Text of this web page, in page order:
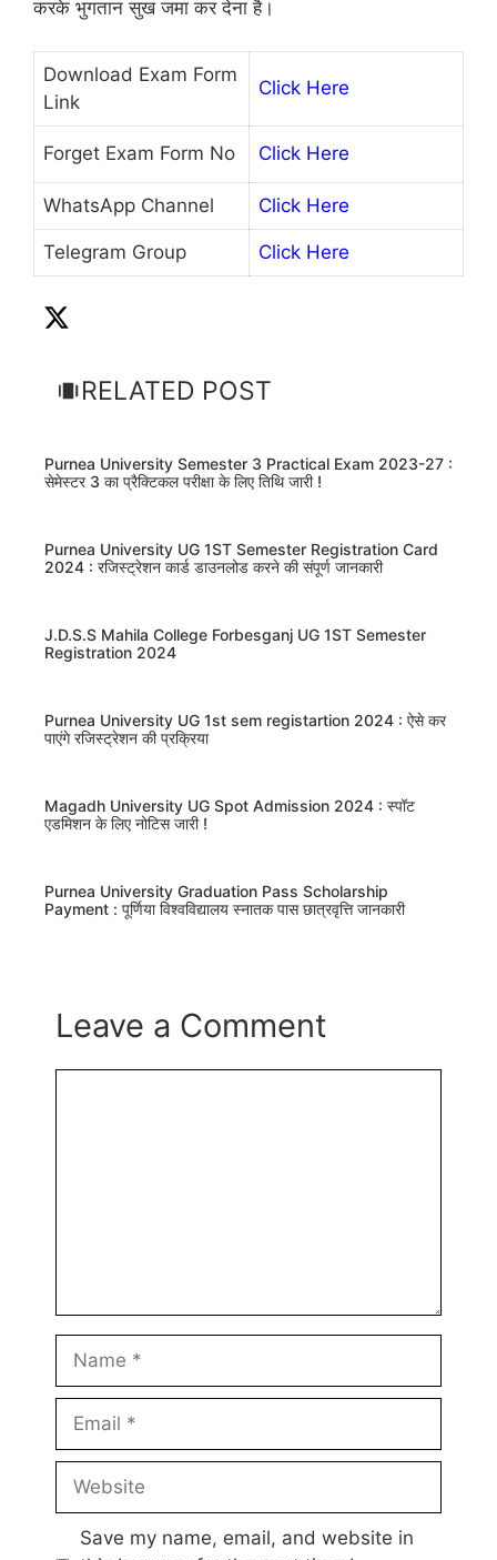
करके भुगतान सुख जमा कर देना है।
Download Exam Form
Link
Click Here
Forget Exam Form No Click Here
WhatsApp Channel Click Here
Telegram Group Click Here
RELATED POST
Purnea University Semester 3 Practical Exam 2023-27 :
सेमेस्टर 3 का प्रैक्टिकल परीक्षा के लिए तिथि जारी !
Purnea University UG 1ST Semester Registration Card
2024 : रजिस्ट्रेशन कार्ड डाउनलोड करने की संपूर्ण जानकारी
J.D.S.S Mahila College Forbesganj UG 1ST Semester
Registration 2024
Purnea University UG 1st sem registartion 2024 : ऐसे कर
पाएंगे रजिस्ट्रेशन की प्रक्रिया
Magadh University UG Spot Admission 2024 : स्पॉट
एडमिशन के लिए नोटिस जारी !
Purnea University Graduation Pass Scholarship
Payment : पूर्णिया विश्वविद्यालय स्नातक पास छात्रवृत्ति जानकारी
Leave a Comment
Name
Email
Website
Save my name, email, and website in